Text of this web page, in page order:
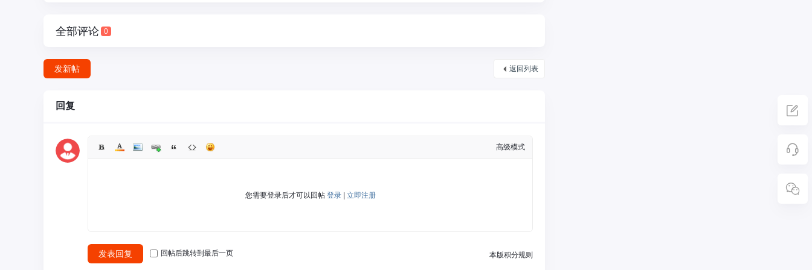
全部评论 0
返回列表
发新帖
回复
高级模式
您需要登录后才可以回帖 登录| 立即注册
本版积分规则
发表回复 回帖后跳转到最后一页